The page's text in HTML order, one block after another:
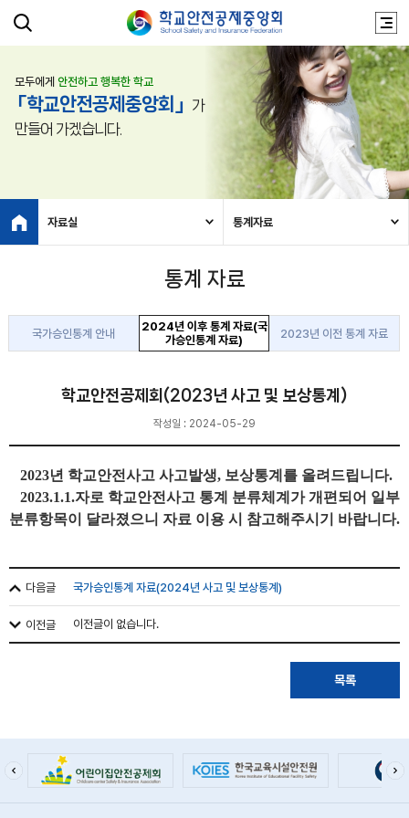
모두에게 안전하고 행복한 학교
「학교안전공제중앙회」
가
만들어 가겠습니다.
자료실 통계자료
통계 자료
국가승인통계 안내
2024년 이후 통계 자료(국
가승인통계 자료)
2023년 이전 통계 자료
학교안전공제회(2023년 사고 및 보상통계)
작성일 : 2024-05-29
2023년 학교안전사고 사고발생, 보상통계를 올려드립니다.
2023.1.1.자로 학교안전사고 통계 분류체계가 개편되어 일부
분류항목이 달라졌으니 자료 이용 시 참고해주시기 바랍니다.
다음글 국가승인통계 자료(2024년 사고 및 보상통계)
이전글 이전글이 없습니다.
목록